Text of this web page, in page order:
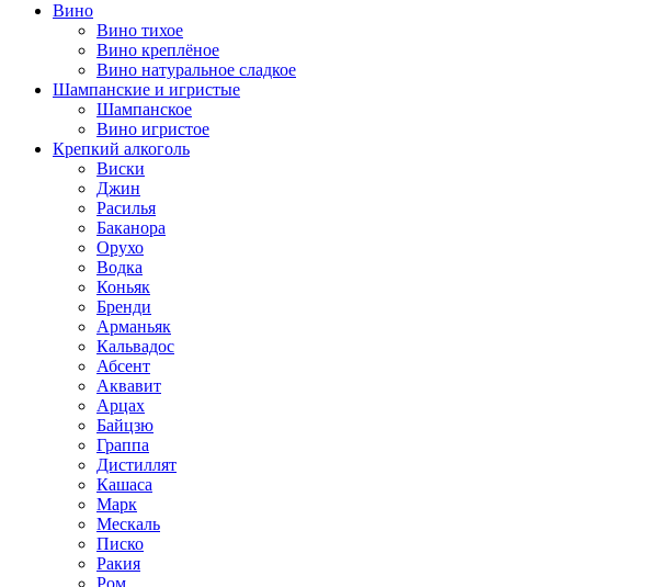
Вино
Вино тихое
Вино креплёное
Вино натуральное сладкое
Шампанские и игристые
Шампанское
Вино игристое
Крепкий алкоголь
Виски
Джин
Расилья
Баканора
Орухо
Водка
Коньяк
Бренди
Арманьяк
Кальвадос
Абсент
Аквавит
Арцах
Байцзю
Граппа
Дистиллят
Кашаса
Марк
Мескаль
Писко
Ракия